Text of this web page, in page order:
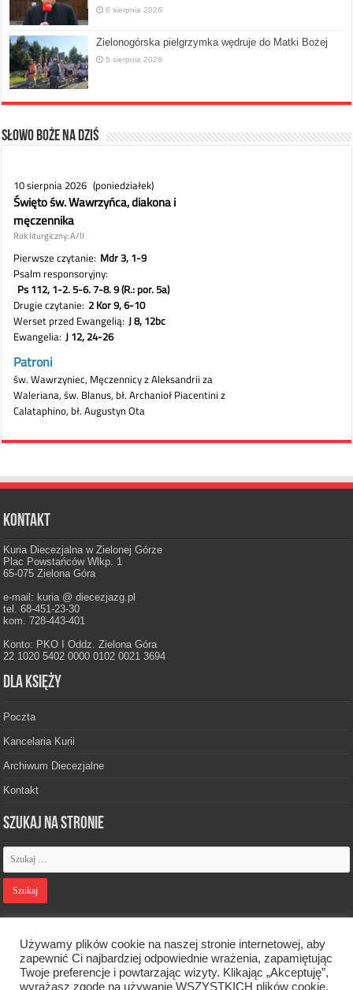
6 sierpnia 2026
Zielonogórska pielgrzymka wędruje do Matki Bożej
5 sierpnia 2026
Słowo Boże na dziś
Kontakt
Kuria Diecezjalna w Zielonej Górze
Plac Powstańców Wlkp. 1
65-075 Zielona Góra
e-mail: kuria @ diecezjazg.pl
tel. 68-451-23-30
kom. 728-443-401
Konto: PKO I Oddz. Zielona Góra
22 1020 5402 0000 0102 0021 3694
Dla księży
Poczta
Kancelaria Kurii
Archiwum Diecezjalne
Kontakt
Szukaj na stronie
Designed by Webdawid
Używamy plików cookie na naszej stronie internetowej, aby
zapewnić Ci najbardziej odpowiednie wrażenia, zapamiętując
Twoje preferencje i powtarzając wizyty. Klikając „Akceptuję”,
wyrażasz zgodę na używanie WSZYSTKICH plików cookie.